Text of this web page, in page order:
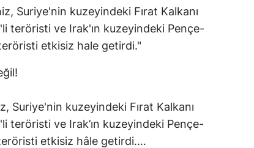
Suriye'nin kuzeyindeki Fırat Kalkanı
teröristi ve Irak'ın kuzeyindeki Pençe-
etkisiz hale getirdi."
Suriye'nin kuzeyindeki Fırat Kalkanı
teröristi ve Irak’ın kuzeyindeki Pençe-
etkisiz hâle getirdi.…